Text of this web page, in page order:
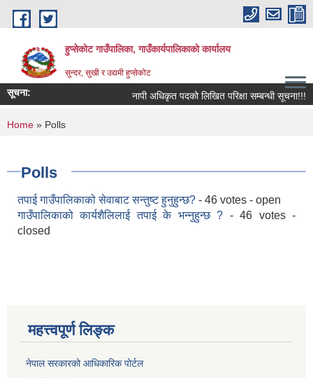
Skip to main content
हुप्सेकोट गाउँपालिका, गाउँकार्यपालिकाको कार्यालय
सुन्दर, सुखी र उद्यमी हुप्सेकोट
सूचना: नापी अधिकृत पदको लिखित परिक्षा सम्बन्धी सूचना!!!
You are here
Home » Polls
Polls
तपाई गाउँपालिकाको सेवाबाट सन्तुष्ट हुनुहुन्छ? - 46 votes - open
गाउँपालिकाको कार्यशैलिलाई तपाई के भन्नुहुन्छ ? - 46 votes -
closed
महत्त्वपूर्ण लिङ्क
नेपाल सरकारको आधिकारिक पोर्टल